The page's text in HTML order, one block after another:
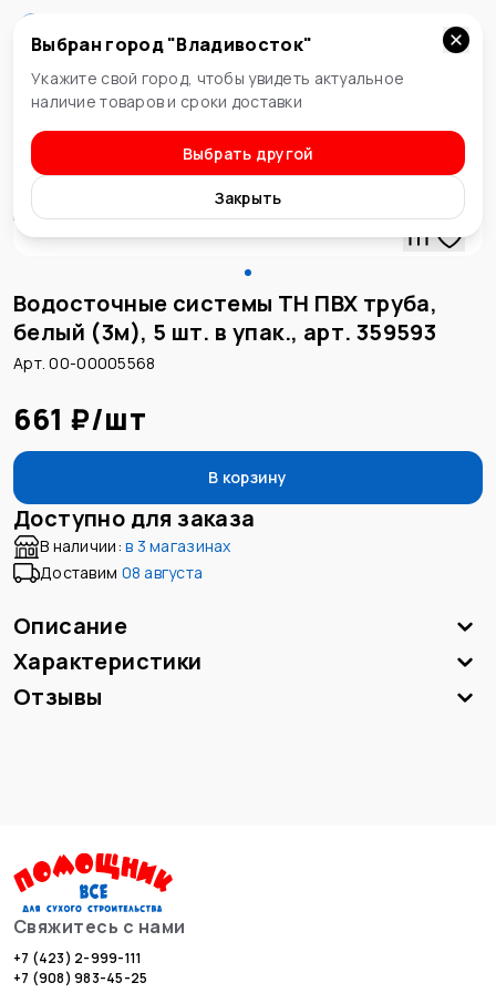
Владивосток
Выбран город "Владивосток"
Укажите свой город, чтобы увидеть актуальное
наличие товаров и сроки доставки
Выбрать другой
Закрыть
Водосточная система
Водосточные системы ТН ПВХ труба,
белый (3м), 5 шт. в упак., арт. 359593
Арт. 00-00005568
661 ₽/шт
В корзину
Доступно для заказа
В наличии: в 3 магазинах
Доставим 08 августа
Описание
Характеристики
Отзывы
Свяжитесь с нами
+7 (423) 2-999-111
+7 (908) 983-45-25